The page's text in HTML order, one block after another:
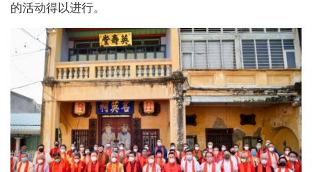
的活动得以进行。